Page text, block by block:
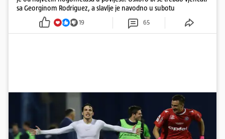
sa Georginom Rodriguez, a slavlje je navodno u subotu
19 65